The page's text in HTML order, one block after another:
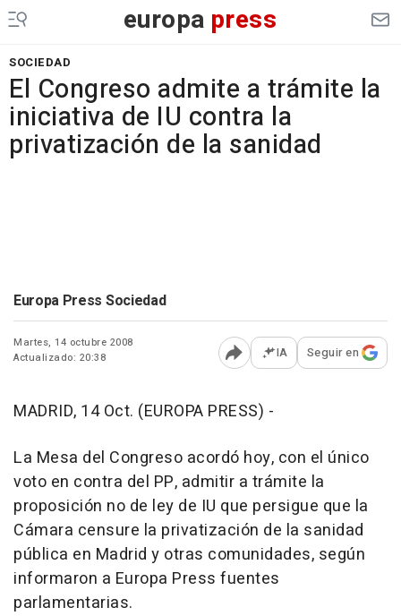
europa press
SOCIEDAD
El Congreso admite a trámite la
iniciativa de IU contra la
privatización de la sanidad
Europa Press Sociedad
Martes, 14 octubre 2008
Actualizado: 20:38
Abrir opciones para
IA Seguir en
MADRID, 14 Oct. (EUROPA PRESS) -
La Mesa del Congreso acordó hoy, con el único
voto en contra del PP, admitir a trámite la
proposición no de ley de IU que persigue que la
Cámara censure la privatización de la sanidad
pública en Madrid y otras comunidades, según
informaron a Europa Press fuentes
parlamentarias.